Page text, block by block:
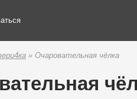
» Очаровательная чёлка